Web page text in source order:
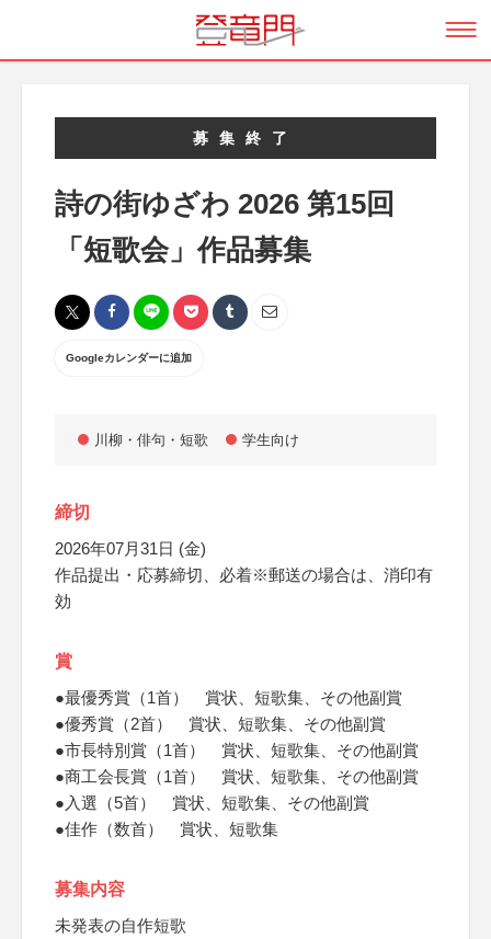
募集終了
詩の街ゆざわ 2026 第15回
「短歌会」作品募集
Googleカレンダーに追加
川柳・俳句・短歌 学生向け
締切
2026年07月31日 (金)
作品提出・応募締切、必着※郵送の場合は、消印有
効
賞
●最優秀賞（1首） 賞状、短歌集、その他副賞
●優秀賞（2首） 賞状、短歌集、その他副賞
●市長特別賞（1首） 賞状、短歌集、その他副賞
●商工会長賞（1首） 賞状、短歌集、その他副賞
●入選（5首） 賞状、短歌集、その他副賞
●佳作（数首） 賞状、短歌集
募集内容
未発表の自作短歌